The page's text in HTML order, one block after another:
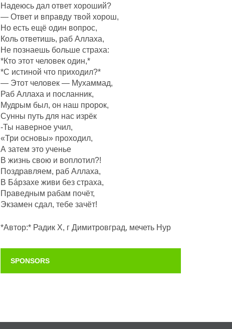
Надеюсь дал ответ хороший?
— Ответ и вправду твой хорош,
Но есть ещё один вопрос,
Коль ответишь, раб Аллаха,
Не познаешь больше страха:
*Кто этот человек один,*
*С истиной что приходил?*
— Этот человек — Мухаммад,
Раб Аллаха и посланник,
Мудрым был, он наш пророк,
Сунны путь для нас изрёк
-Ты наверное учил,
«Три основы» проходил,
А затем это ученье
В жизнь свою и воплотил?!
Поздравляем, раб Аллаха,
В Бáрзахе живи без страха,
Праведным рабам почëт,
Экзамен сдал, тебе зачёт!
*Автор:* Радик Х, г Димитровград, мечеть Нур
SPONSORS